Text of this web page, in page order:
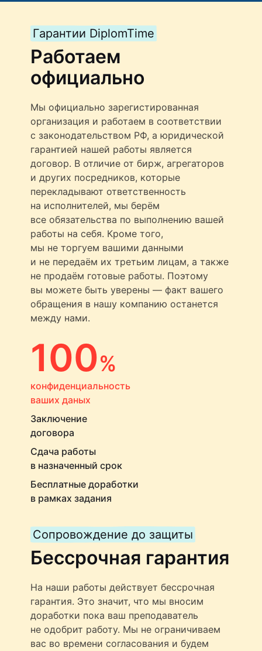
Гарантии DiplomTime
Работаем
официально
Мы официально зарегистированная
организация и работаем в соответствии
с законодательством РФ, а юридической
гарантией нашей работы является
договор. В отличие от бирж, агрегаторов
и других посредников, которые
перекладывают ответственность
на исполнителей, мы берём
все обязательства по выполнению вашей
работы на себя. Кроме того,
мы не торгуем вашими данными
и не передаём их третьим лицам, а также
не продаём готовые работы. Поэтому
вы можете быть уверены — факт вашего
обращения в нашу компанию останется
между нами.
100%
конфиденциальность
ваших даных
Заключение
договора
Сдача работы
в назначенный срок
Бесплатные доработки
в рамках задания
Сопровождение до защиты
Бессрочная гарантия
На наши работы действует бессрочная
гарантия. Это значит, что мы вносим
доработки пока ваш преподаватель
не одобрит работу. Мы не ограничиваем
вас во времени согласования и будем